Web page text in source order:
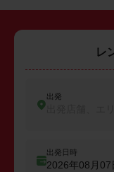
レ
出発
出発日時
2026年08月07